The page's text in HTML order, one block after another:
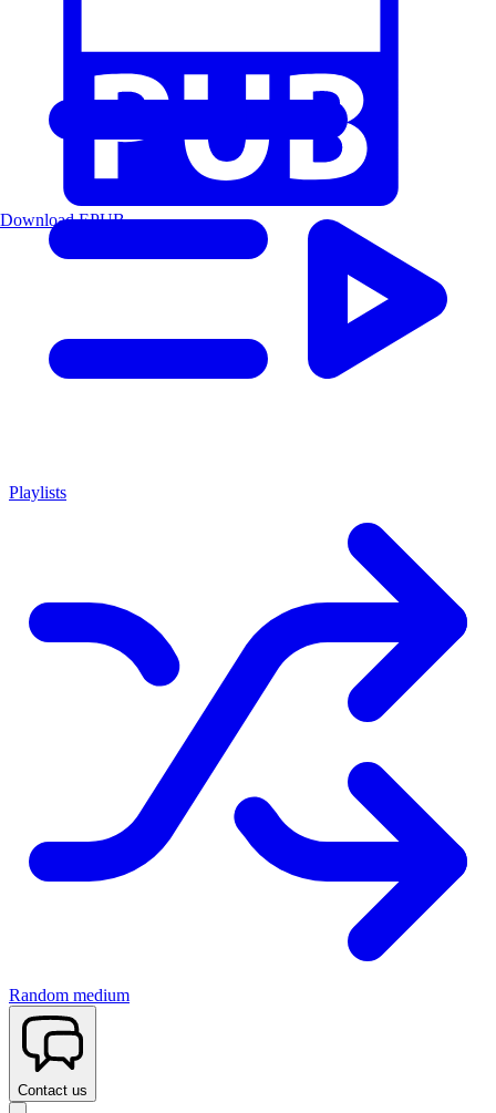
Playlists
Random medium
Contact us
Download EPUB